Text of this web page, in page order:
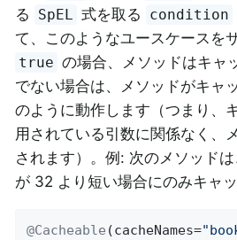
る
SpEL 式を取る condition
て、このようなユースケースを
true の場合、メソッドはキャ
でない場合は、メソッドがキャ
のように動作します（つまり、
用されている引数に関係なく、
されます）。例: 次のメソッド
が 32 より短い場合にのみキャッ
@Cacheable (cacheNames=